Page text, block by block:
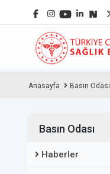
Anasayfa Basın Odası
Basın Odası
Haberler